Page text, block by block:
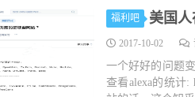
福利吧 美国人
2017-10-02
一个好好的问题
查看alexa的统计: